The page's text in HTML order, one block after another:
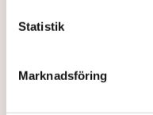
Statistik
Marknadsföring
sedan 28 juli.
Polisinspektör